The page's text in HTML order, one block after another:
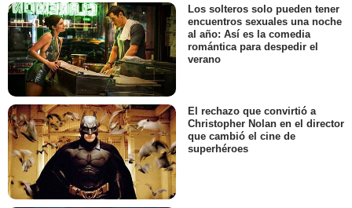
Los solteros solo pueden tener
encuentros sexuales una noche
al año: Así es la comedia
romántica para despedir el
verano
El rechazo que convirtió a
Christopher Nolan en el director
que cambió el cine de
superhéroes